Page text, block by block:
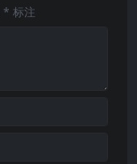
* 标注